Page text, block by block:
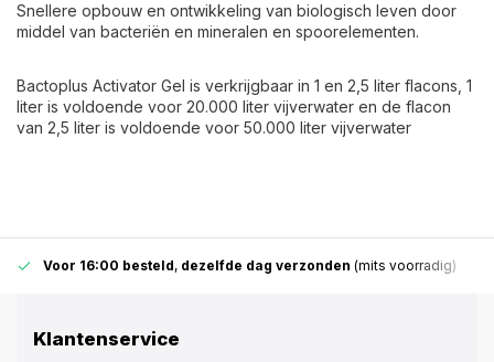
Snellere opbouw en ontwikkeling van biologisch leven door
middel van bacteriën en mineralen en spoorelementen.
Bactoplus Activator Gel is verkrijgbaar in 1 en 2,5 liter flacons, 1
liter is voldoende voor 20.000 liter vijverwater en de flacon
van 2,5 liter is voldoende voor 50.000 liter vijverwater
Voor 16:00 besteld, dezelfde dag verzonden (mits voorradig)
Klantenservice